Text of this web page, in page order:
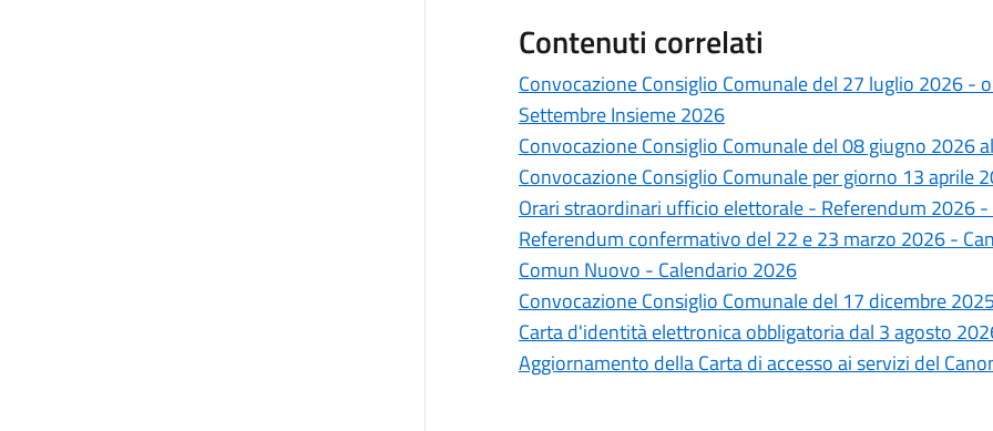
Contenuti correlati
Convocazione Consiglio Comunale del 27 luglio 2026 -
Settembre Insieme 2026
Convocazione Consiglio Comunale del 08 giugno 2026
Convocazione Consiglio Comunale per giorno 13 aprile
Orari straordinari ufficio elettorale - Referendum 2026
Referendum confermativo del 22 e 23 marzo 2026 -
Comun Nuovo - Calendario 2026
Convocazione Consiglio Comunale del 17 dicembre
Carta d'identità elettronica obbligatoria dal 3 agosto
Aggiornamento della Carta di accesso ai servizi del